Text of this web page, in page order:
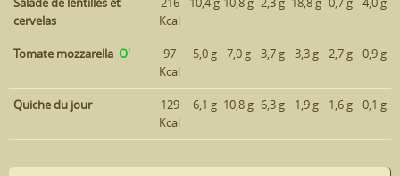
Salade de lentilles et
cervelas
216
Kcal
10,4 g 10,8 g 2,3 g 18,8 g 0,7 g 4,0 g
Tomate mozzarella O'
97
Kcal
5,0 g 7,0 g 3,7 g 3,3 g 2,7 g 0,9 g
Quiche du jour
129
Kcal
6,1 g 10,8 g 6,3 g 1,9 g 1,6 g 0,1 g